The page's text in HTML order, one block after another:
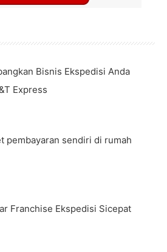
Bisnis Ekspedisi Anda
Express
pembayaran sendiri di rumah
Franchise Ekspedisi Sicepat